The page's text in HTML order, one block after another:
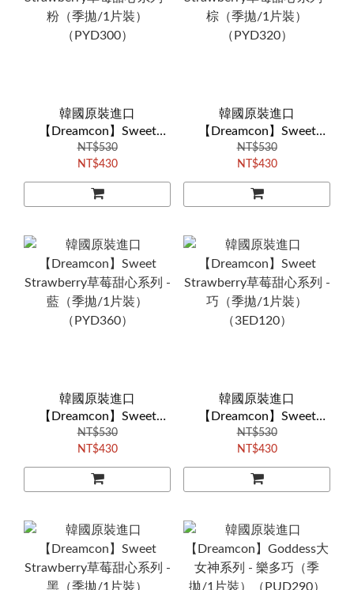
韓國原裝進口
【Dreamcon】Sweet
Strawberry草莓甜心系列 -
粉（季拋/1片裝）
（PYD300）
NT$530
NT$430
韓國原裝進口
【Dreamcon】Sweet
Strawberry草莓甜心系列 -
棕（季拋/1片裝）
（PYD320）
NT$530
NT$430
韓國原裝進口
【Dreamcon】Sweet
Strawberry草莓甜心系列 -
藍（季拋/1片裝）
（PYD360）
NT$530
NT$430
韓國原裝進口
【Dreamcon】Sweet
Strawberry草莓甜心系列 -
巧（季拋/1片裝）
（3ED120）
NT$530
NT$430